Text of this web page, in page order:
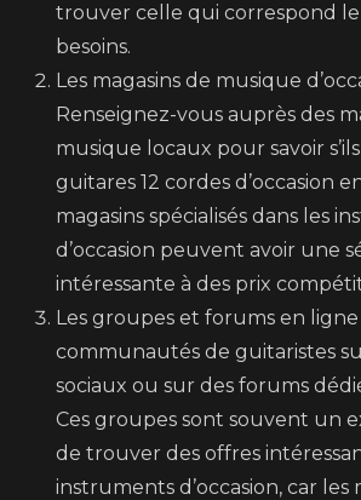
trouver celle qui correspond le
besoins.
Les magasins de musique
Renseignez-vous auprès des
musique locaux pour savoir
guitares 12 cordes d’occasion
magasins spécialisés dans les
d’occasion peuvent avoir une
intéressante à des prix
Les groupes et forums en ligne
communautés de guitaristes
sociaux ou sur des forums
Ces groupes sont souvent un
de trouver des offres
instruments d’occasion, car les